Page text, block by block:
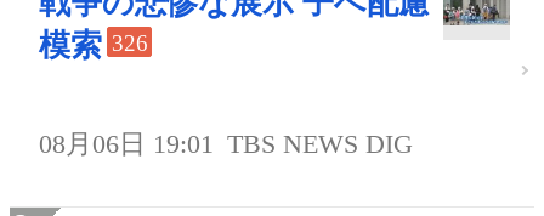
模索 326
08月06日 19:01 TBS NEWS DIG